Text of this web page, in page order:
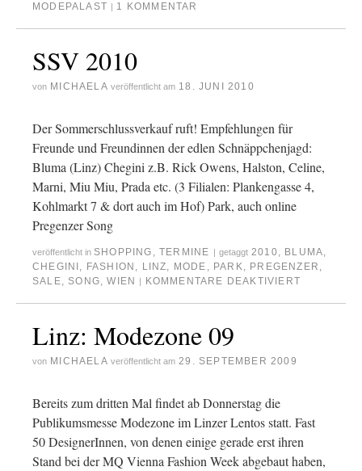
MODEPALAST | 1 KOMMENTAR
SSV 2010
von MICHAELA veröffentlicht am 18. JUNI 2010
Der Sommerschlussverkauf ruft! Empfehlungen für
Freunde und Freundinnen der edlen Schnäppchenjagd:
Bluma (Linz) Chegini z.B. Rick Owens, Halston, Celine,
Marni, Miu Miu, Prada etc. (3 Filialen: Plankengasse 4,
Kohlmarkt 7 & dort auch im Hof) Park, auch online
Pregenzer Song
veröffentlicht in SHOPPING ,TERMINE | getaggt 2010 , BLUMA,
CHEGINI , FASHION , LINZ, MODE , PARK, PREGENZER ,
SALE, SONG,WIEN | KOMMENTARE DEAKTIVIERT
Linz: Modezone 09
von MICHAELA veröffentlicht am 29. SEPTEMBER 2009
Bereits zum dritten Mal findet ab Donnerstag die
Publikumsmesse Modezone im Linzer Lentos statt. Fast
50 DesignerInnen, von denen einige gerade erst ihren
Stand bei der MQ Vienna Fashion Week abgebaut haben,